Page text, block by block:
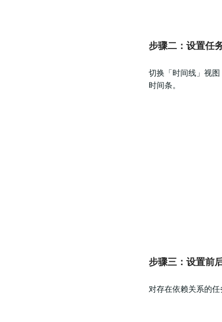
步骤二：设置任
切换「时间线」视
时间条。
步骤三：设置前
对存在依赖关系的